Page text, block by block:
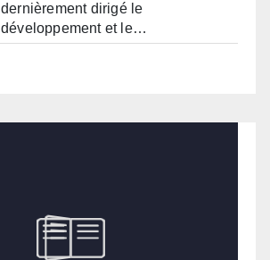
dernièrement dirigé le
développement et le…